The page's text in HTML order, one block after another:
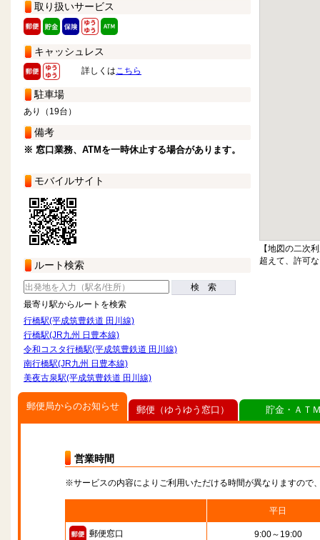
取り扱いサービス
キャッシュレス
詳しくはこちら
駐車場
あり（19台）
備考
※ 窓口業務、ATMを一時休止する場合があります。
モバイルサイト
ルート検索
検 索
最寄り駅からルートを検索
行橋駅(平成筑豊鉄道 田川線)
行橋駅(JR九州 日豊本線)
令和コスタ行橋駅(平成筑豊鉄道 田川線)
南行橋駅(JR九州 日豊本線)
美夜古泉駅(平成筑豊鉄道 田川線)
【地図の二次
超えて、許可
郵便局からのお知らせ
営業時間
※サービスの内容によりご利用いただける時間が異なりますので
平日
郵便窓口 9:00～19:00
郵便（ゆうゆう窓口） 貯金・ＡＴ